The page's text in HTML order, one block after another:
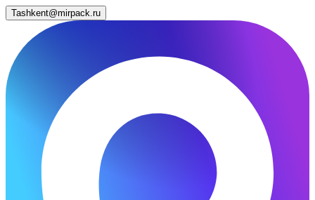
Tashkent@mirpack.ru